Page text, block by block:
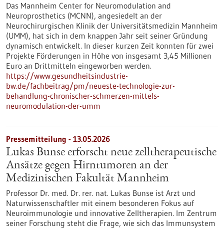
Das Mannheim Center for Neuromodulation and
Neuroprosthetics (MCNN), angesiedelt an der
Neurochirurgischen Klinik der Universitätsmedizin Mannheim
(UMM), hat sich in dem knappen Jahr seit seiner Gründung
dynamisch entwickelt. In dieser kurzen Zeit konnten für zwei
Projekte Förderungen in Höhe von insgesamt 3,45 Millionen
Euro an Drittmitteln eingeworben werden.
https://www.gesundheitsindustrie-
bw.de/fachbeitrag/pm/neueste-technologie-zur-
behandlung-chronischer-schmerzen-mittels-
neuromodulation-der-umm
Pressemitteilung - 13.05.2026
Lukas Bunse erforscht neue zelltherapeutische
Ansätze gegen Hirntumoren an der
Medizinischen Fakultät Mannheim
Professor Dr. med. Dr. rer. nat. Lukas Bunse ist Arzt und
Naturwissenschaftler mit einem besonderen Fokus auf
Neuroimmunologie und innovative Zelltherapien. Im Zentrum
seiner Forschung steht die Frage, wie sich das Immunsystem